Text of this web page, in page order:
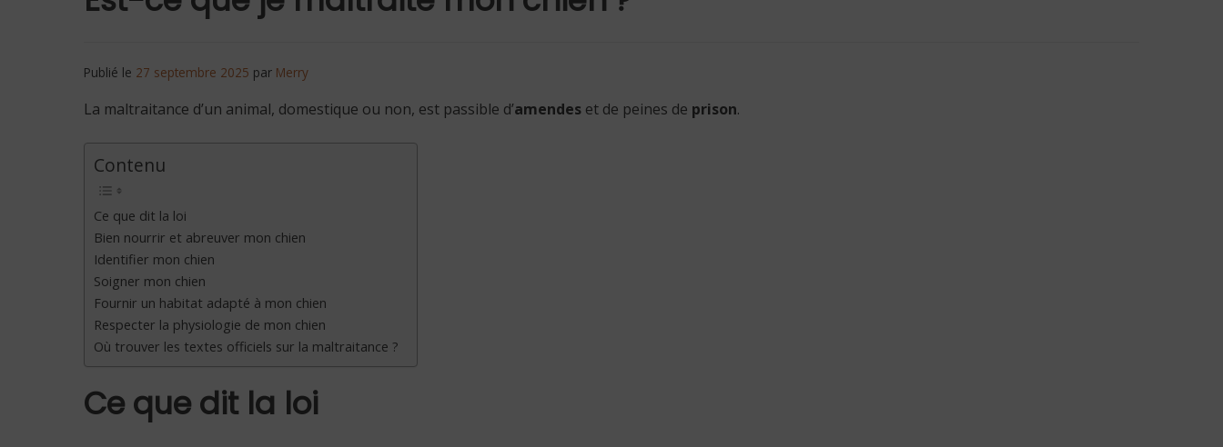
Publié le 27 septembre 2025 par Merry
La maltraitance d’un animal, domestique ou non, est passible d’amendes et de peines de prison.
Contenu
Ce que dit la loi
Bien nourrir et abreuver mon chien
Identifier mon chien
Soigner mon chien
Fournir un habitat adapté à mon chien
Respecter la physiologie de mon chien
Où trouver les textes officiels sur la maltraitance ?
Ce que dit la loi